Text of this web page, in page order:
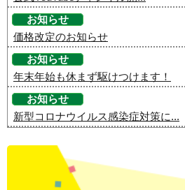
お知らせ
価格改定のお知らせ
お知らせ
年末年始も休まず駆けつけます！
お知らせ
新型コロナウイルス感染症対策に...